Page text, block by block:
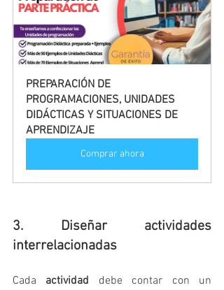
PREPARACIÓN DE
PROGRAMACIONES, UNIDADES
DIDÁCTICAS Y SITUACIONES DE
APRENDIZAJE
Comprar ahora
3. Diseñar actividades
interrelacionadas
Cada actividad